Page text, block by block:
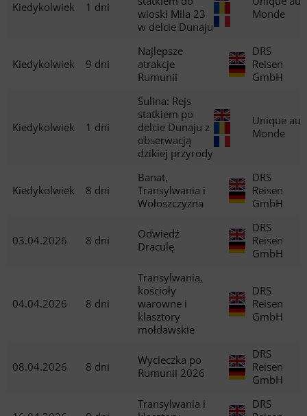
Kiedykolwiek 1 dni
wioski Mila 23
w delcie Dunaju
Monde
Kiedykolwiek 9 dni
Najlepsze
atrakcje
Rumunii
DRS
Reisen
GmbH
Kiedykolwiek 1 dni
Sulina: Rejs
statkiem po
delcie Dunaju z
obserwacją
dzikiej przyrody
Unique au
Monde
Kiedykolwiek 8 dni
Banat,
Transylwania i
Wołoszczyzna
DRS
Reisen
GmbH
03.04.2026 8 dni
Odwiedź
Draculę
DRS
Reisen
GmbH
04.04.2026 8 dni
Transylwania,
kościoły
warowne i
klasztory
mołdawskie
DRS
Reisen
GmbH
08.04.2026 8 dni
Wycieczka po
Rumunii 2026
DRS
Reisen
GmbH
Transylwania i
DRS